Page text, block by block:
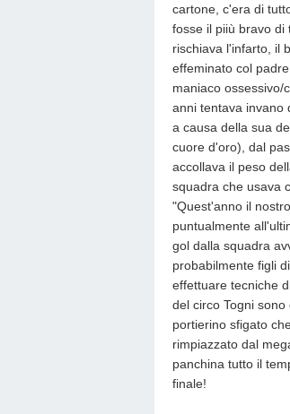
cartone, c'era di
fosse il piiù bravo di
rischiava l'infarto, il
effeminato col
maniaco ossessivo/
anni tentava invano
a causa della sua
cuore d'oro), dal
accollava il peso
squadra che usava
"Quest'anno il
puntualmente
gol dalla squadra
probabilmente figli
effettuare tecniche
del circo Togni
portierino sfigato
rimpiazzato dal
panchina tutto il
finale!